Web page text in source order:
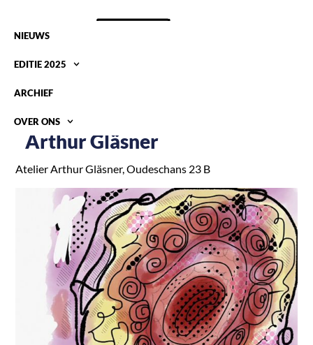
NIEUWS
EDITIE 2025
ARCHIEF
OVER ONS
Arthur Gläsner
Atelier Arthur Gläsner, Oudeschans 23 B